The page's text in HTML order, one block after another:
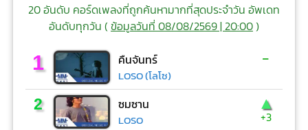
20 อันดับ คอร์ดเพลงที่ถูกค้นหามากที่สุดประจำวัน อัพเดท
อันดับทุกวัน (ข้อมูลวันที่ 08/08/2569 | 20:00)
1 คืนจันทร์
LOSO (โลโซ)
-
2 ซมซาน
LOSO
▲
+3